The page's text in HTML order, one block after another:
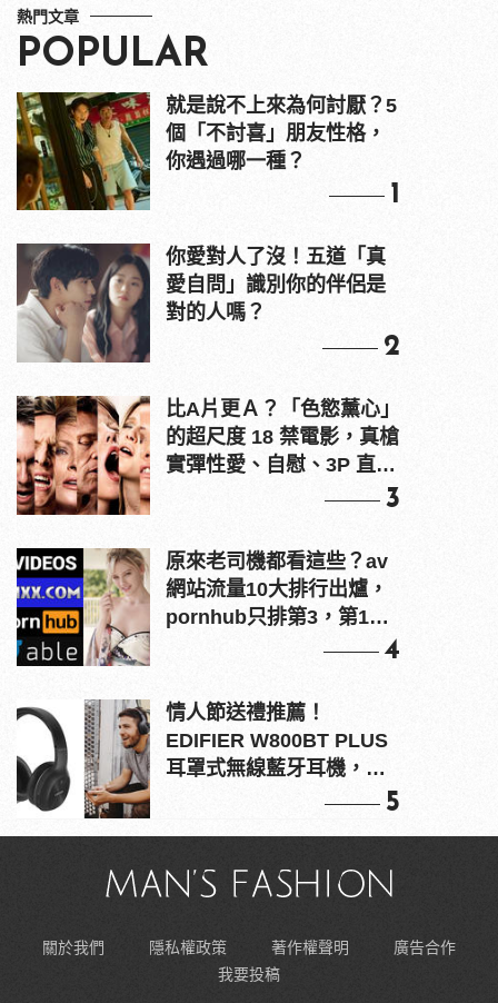
熱門文章
POPULAR
就是說不上來為何討厭？5
個「不討喜」朋友性格，
你遇過哪一種？
1
你愛對人了沒！五道「真
愛自問」識別你的伴侶是
對的人嗎？
2
比A片更Ａ？「色慾薰心」
的超尺度 18 禁電影，真槍
實彈性愛、自慰、3P 直接
3
原來老司機都看這些？av
網站流量10大排行出爐，
pornhub只排第3，第1名
4
情人節送禮推薦！
EDIFIER W800BT PLUS
耳罩式無線藍牙耳機，在
5
關於我們 隱私權政策 著作權聲明
廣告合作
我要投稿